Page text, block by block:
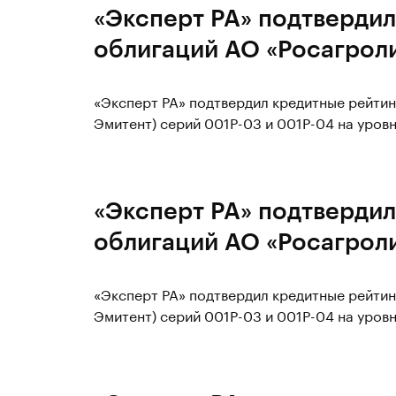
«Эксперт РА»
облигаций АО
«Эксперт РА» подтвердил кредитные
Эмитент) серий 001P-03 и 001P-04 на
«Эксперт РА»
облигаций АО
«Эксперт РА» подтвердил кредитные
Эмитент) серий 001P-03 и 001P-04 на